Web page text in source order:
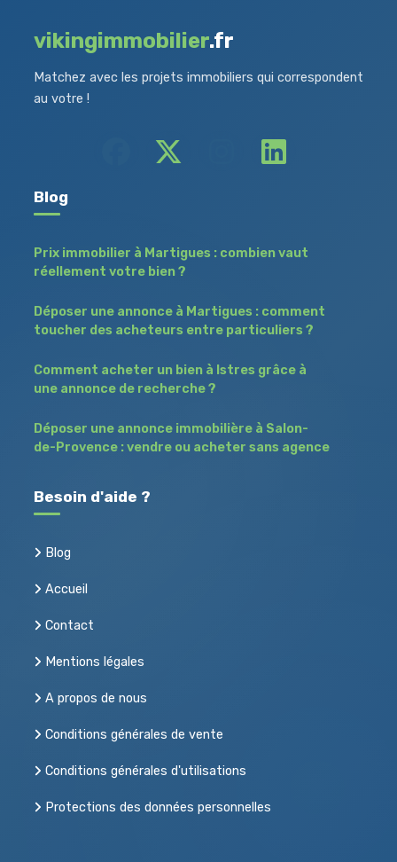
vikingimmobilier.fr
Matchez avec les projets immobiliers qui correspondent
au votre !
Blog
Prix immobilier à Martigues : combien vaut
réellement votre bien ?
Déposer une annonce à Martigues : comment
toucher des acheteurs entre particuliers ?
Comment acheter un bien à Istres grâce à
une annonce de recherche ?
Déposer une annonce immobilière à Salon-
de-Provence : vendre ou acheter sans agence
Besoin d'aide ?
Blog
Accueil
Contact
Mentions légales
A propos de nous
Conditions générales de vente
Conditions générales d'utilisations
Protections des données personnelles